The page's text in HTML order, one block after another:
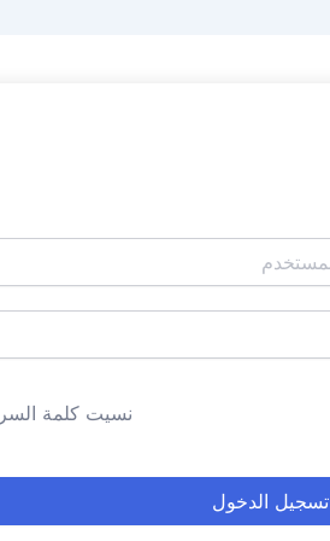
نسيت كلمة
تسجيل الدخول